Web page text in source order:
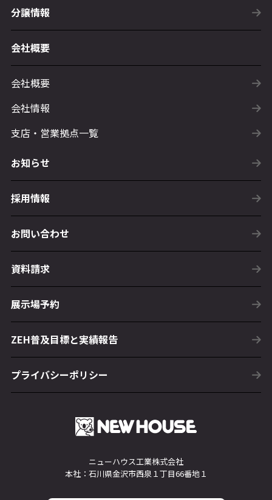
ニューハウス工業株式会社
本社：石川県金沢市西泉１丁目66番地１
分譲情報
会社概要
会社概要
会社情報
支店・営業拠点一覧
お知らせ
採用情報
お問い合わせ
資料請求
展示場予約
ZEH普及目標と実績報告
プライバシーポリシー